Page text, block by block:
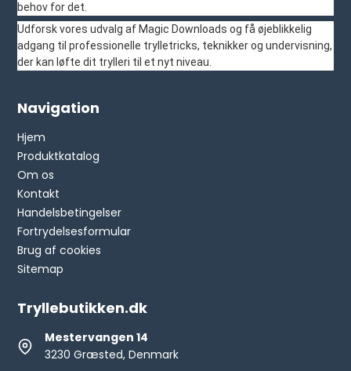
behov for det.
Udforsk vores udvalg af Magic Downloads og få øjeblikkelig
adgang til professionelle trylletricks, teknikker og undervisning,
der kan løfte dit trylleri til et nyt niveau.
Navigation
Hjem
Produktkatalog
Om os
Kontakt
Handelsbetingelser
Fortrydelsesformular
Brug af cookies
Sitemap
Tryllebutikken.dk
Mestervangen 14
3230 Græsted, Denmark